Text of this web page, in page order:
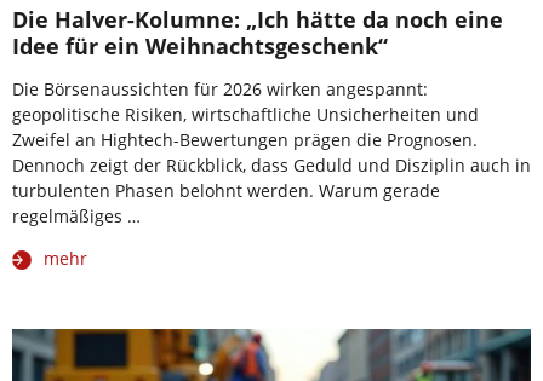
Die Halver-Kolumne: „Ich hätte da noch eine
Idee für ein Weihnachtsgeschenk“
Die Börsenaussichten für 2026 wirken angespannt:
geopolitische Risiken, wirtschaftliche Unsicherheiten und
Zweifel an Hightech-Bewertungen prägen die Prognosen.
Dennoch zeigt der Rückblick, dass Geduld und Disziplin auch in
turbulenten Phasen belohnt werden. Warum gerade
regelmäßiges …
mehr